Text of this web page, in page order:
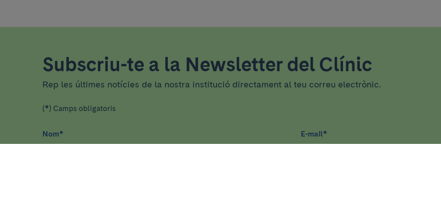
Subscriu-te a la Newsletter del Clínic
Rep les últimes notícies de la nostra institució directament al teu correu electrònic.
(*) Camps obligatoris
Nom* E-mail*